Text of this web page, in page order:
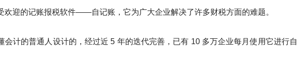
欢迎的记账报税软件——自记账，它为广大企业解决了许多财税方面的难题。
会计的普通人设计的，经过近 5 年的迭代完善，已有 10 多万企业每月使用它进行自